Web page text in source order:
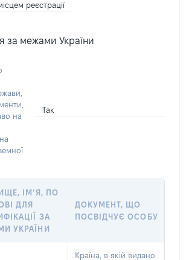
реєстрації
за межами України
на
Так
ІМ’Я, ПО
ДЛЯ
ЗА
УКРАЇНИ
ДОКУМЕНТ, ЩО
ПОСВІДЧУЄ ОСОБУ
Країна, в якій видано